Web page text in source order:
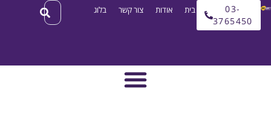
עמוד בית אודות צור קשר בלוג